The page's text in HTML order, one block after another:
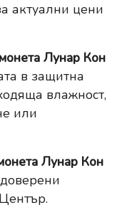
актуални цени
Лунар Кон
в защитна
влажност,
или
Лунар Кон